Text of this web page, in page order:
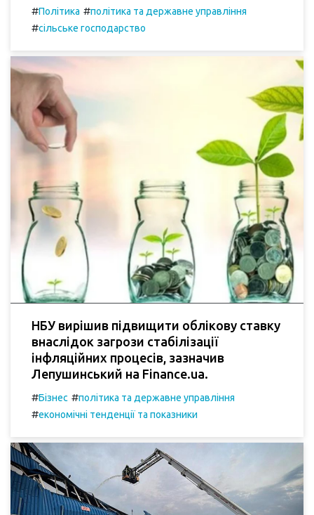
#Політика #політика та державне управління
#сільське господарство
НБУ вирішив підвищити облікову ставку
внаслідок загрози стабілізації
інфляційних процесів, зазначив
Лепушинський на Finance.ua.
#Бізнес #політика та державне управління
#економічні тенденції та показники